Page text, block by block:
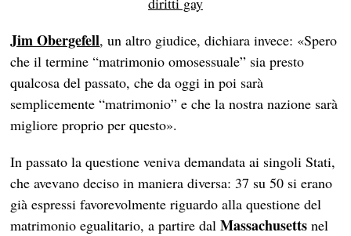
Jim Obergefell, un altro giudice, dichiara invece: «Spero
che il termine “matrimonio omosessuale” sia presto
qualcosa del passato, che da oggi in poi sarà
semplicemente “matrimonio” e che la nostra nazione sarà
migliore proprio per questo».
In passato la questione veniva demandata ai singoli Stati,
che avevano deciso in maniera diversa: 37 su 50 si erano
già espressi favorevolmente riguardo alla questione del
matrimonio egualitario, a partire dalMassachusetts nel